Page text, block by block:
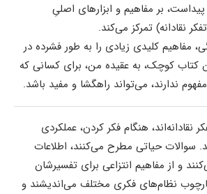
بر مفاهیم و ابزارهای اصلیِ
نقادانه) تمرکز می‌کند.
مفاهیم کلیدی زیادی را به طور فشرده در
کتاب کوچک، به عقیده من، برای کسانی که
ندارند، می‌تواند راهگشا و مفید باشد.
هنگام فکر کردن، عملکردی
سوالات حیاتی مطرح می‌کنند، اطلاعات
و از مفاهیم انتزاعی برای تفسیرشان
نظام‌های فکری مختلف می‌اندیشند و